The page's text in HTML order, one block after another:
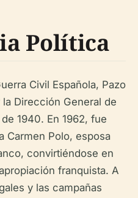
Política
Civil Española, Pazo
Dirección General de
1940. En 1962, fue
Carmen Polo, esposa
convirtiéndose en
franquista. A
y las campañas